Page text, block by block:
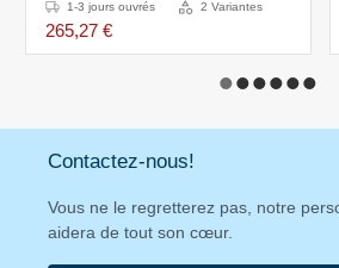
de savon 500 ml - Chaud/Froid -
400x340x(H)595 mm
1-3 jours ouvrés 2 Variantes
265,27 €
Contactez-nous!
Vous ne le regretterez pas, notre
aidera de tout son cœur.